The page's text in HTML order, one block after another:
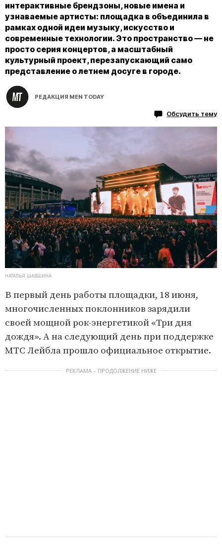
интерактивные брендзоны, новые имена и
узнаваемые артисты: площадка в объединила в
рамках одной идеи музыку, искусство и
современные технологии. Это пространство — не
просто серия концертов, а масштабный
культурный проект, перезапускающий само
представление о летнем досуге в городе.
РЕДАКЦИЯ MEN TODAY
Обсудить тему
НАТАЛЬЯ ШАВШИНА
В первый день работы площадки, 18 июня,
многочисленных поклонников зарядили
своей мощной рок-энергетикой «Три дня
дождя». А на следующий день при поддержке
МТС Лейбла прошло официальное открытие.
РЕКЛАМА – ПРОДОЛЖЕНИЕ НИЖЕ